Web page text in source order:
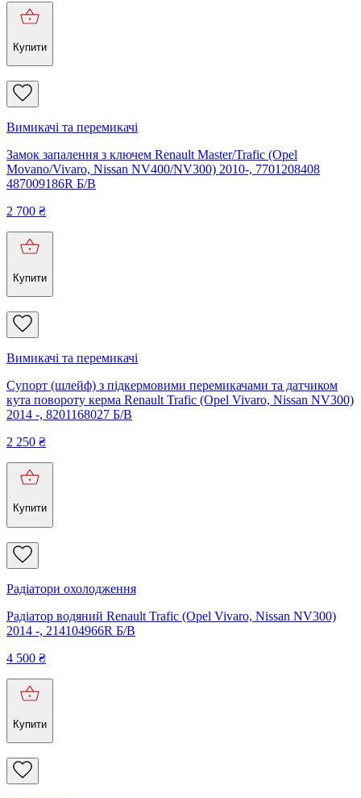
Купити
Вимикачі та перемикачі
Замок запалення з ключем Renault Master/Trafic (Opel
Movano/Vivaro, Nissan NV400/NV300) 2010-, 7701208408
487009186R Б/В
2 700 ₴
Купити
Вимикачі та перемикачі
Супорт (шлейф) з підкермовими перемикачами та датчиком
кута повороту керма Renault Trafic (Opel Vivaro, Nissan NV300)
2014 -, 8201168027 Б/В
2 250 ₴
Купити
Радіатори охолодження
Радіатор водяний Renault Trafic (Opel Vivaro, Nissan NV300)
2014 -, 214104966R Б/В
4 500 ₴
Купити